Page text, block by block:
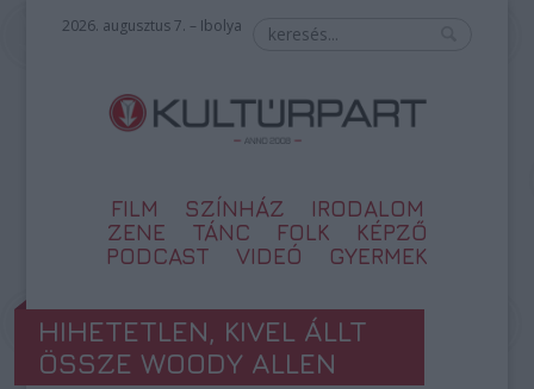
2026. augusztus 7. – Ibolya
FILM SZÍNHÁZ
IRODALOM
ZENE
TÁNC FOLK
KÉPZŐ
PODCAST
VIDEÓ GYERMEK
HIHETETLEN, KIVEL ÁLLT
ÖSSZE WOODY ALLEN